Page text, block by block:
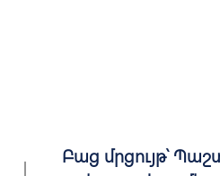
Բաց մրցույթ՝